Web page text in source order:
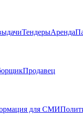
ТендерыАренда
Продавец
для СМИ